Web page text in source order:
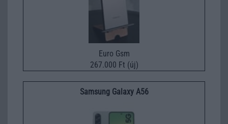
Euro Gsm
267.000 Ft (új)
Samsung Galaxy A56